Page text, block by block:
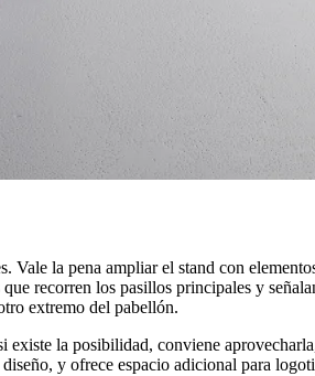
la pena ampliar el stand con
recorren los pasillos principales y
extremo del pabellón.
la posibilidad, conviene
y ofrece espacio adicional para